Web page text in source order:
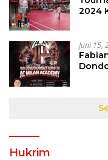
2024
Juni 15,
Hukrim